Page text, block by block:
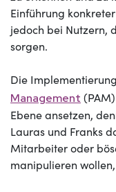
Einführung
jedoch bei Nutzern,
sorgen.
Die
Management
Ebene ansetzen,
Lauras und Franks
Mitarbeiter oder
manipulieren